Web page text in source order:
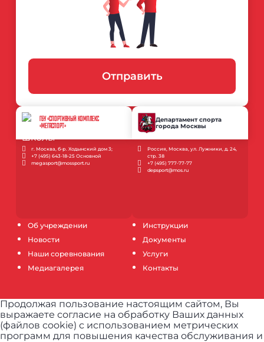
Об учреждении
Новости
Наши соревнования
Медиагалерея
Инструкции
Документы
Услуги
Контакты
Отправить
ГБУ «СПОРТИВНЫЙ КОМПЛЕКС
«МЕГАСПОРТ»
г. Москва, б-р. Ходынский дом 3;
+7 (495) 643-18-25 Основной
megasport@mossport.ru
Департамент спорта
города Москвы
Россия, Москва, ул. Лужники, д. 24,
стр. 38
+7 (495) 777-77-77
depsport@mos.ru
Продолжая пользование настоящим сайтом, Вы
выражаете согласие на обработку Ваших данных
(файлов cookie) с использованием метрических
программ для повышения качества обслуживания и